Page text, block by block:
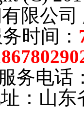
限公
时间：
务电话
：山